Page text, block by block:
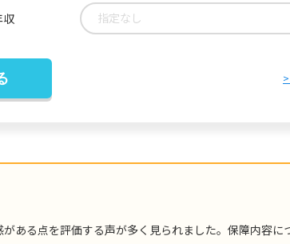
収 指定なし
ある点を評価する声が多く見られました。保障内容に